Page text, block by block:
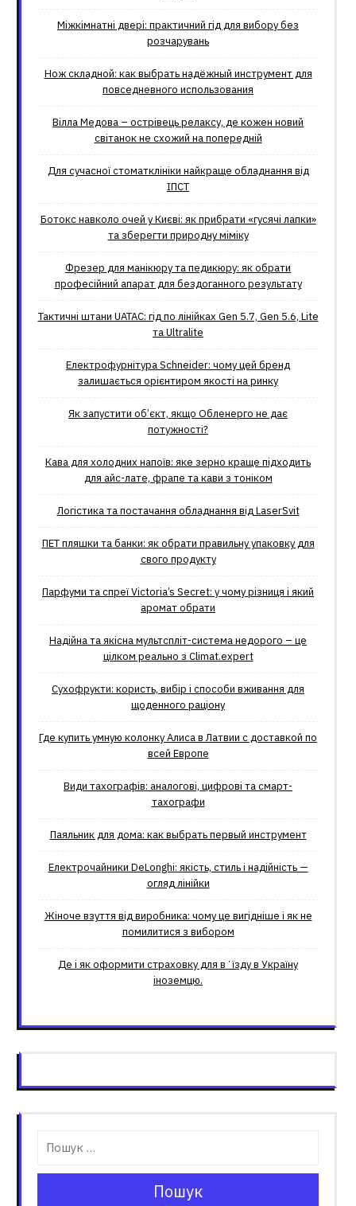
Міжкімнатні двері: практичний гід для вибору без
розчарувань
Нож складной: как выбрать надёжный инструмент для
повседневного использования
Вілла Медова – острівець релаксу, де кожен новий
світанок не схожий на попередній
Для сучасної стоматклініки найкраще обладнання від
ІПСТ
Ботокс навколо очей у Києві: як прибрати «гусячі лапки»
та зберегти природну міміку
Фрезер для манікюру та педикюру: як обрати
професійний апарат для бездоганного результату
Тактичні штани UATAC: гід по лінійках Gen 5.7, Gen 5.6, Lite
та Ultralite
Електрофурнітура Schneider: чому цей бренд
залишається орієнтиром якості на ринку
Як запустити об’єкт, якщо Обленерго не дає
потужності?
Кава для холодних напоїв: яке зерно краще підходить
для айс-лате, фрапе та кави з тоніком
Логістика та постачання обладнання від LaserSvit
ПЕТ пляшки та банки: як обрати правильну упаковку для
свого продукту
Парфуми та спреї Victoria’s Secret: у чому різниця і який
аромат обрати
Надійна та якісна мультспліт-система недорого – це
цілком реально з Climat.еxpert
Сухофрукти: користь, вибір і способи вживання для
щоденного раціону
Где купить умную колонку Алиса в Латвии с доставкой по
всей Европе
Види тахографів: аналогові, цифрові та смарт-
тахографи
Паяльник для дома: как выбрать первый инструмент
Електрочайники DeLonghi: якість, стиль і надійність —
огляд лінійки
Жіноче взуття від виробника: чому це вигідніше і як не
помилитися з вибором
Де і як оформити страховку для вʼїзду в Україну
іноземцю.
Пошук